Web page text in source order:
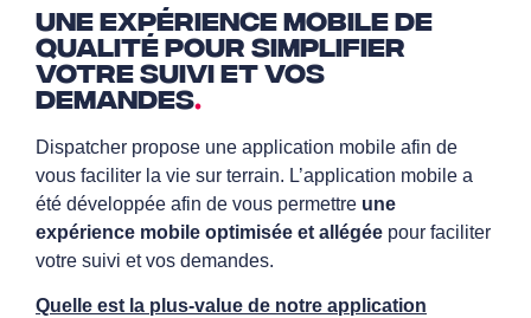
Une expérience mobile de
qualité pour simplifier
votre suivi et vos
demandes.
Dispatcher propose une application mobile afin de
vous faciliter la vie sur terrain. L’application mobile a
été développée afin de vous permettre une
expérience mobile optimisée et allégée pour faciliter
votre suivi et vos demandes.
Quelle est la plus-value de notre application